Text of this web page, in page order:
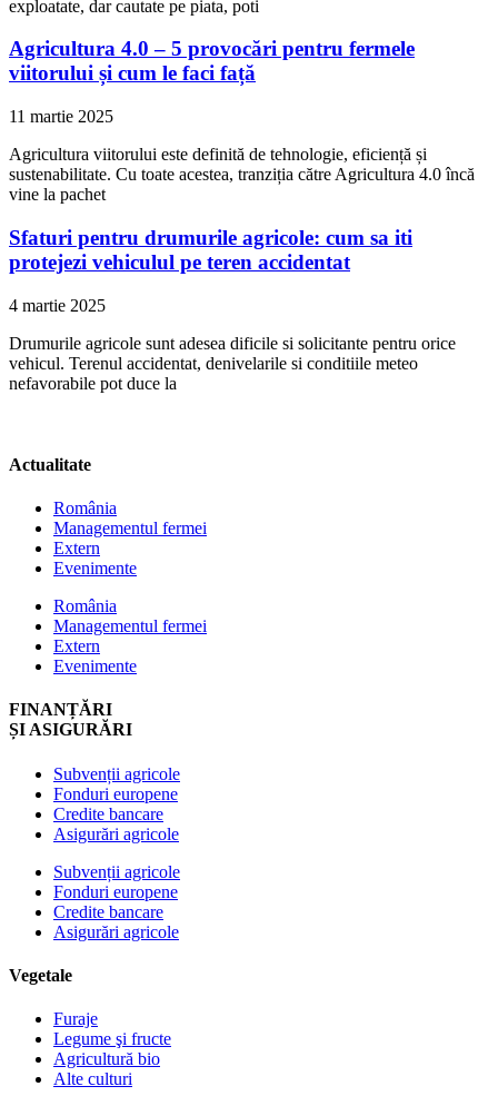
exploatate, dar cautate pe piata, poti
Agricultura 4.0 – 5 provocări pentru fermele
viitorului și cum le faci față
11 martie 2025
Agricultura viitorului este definită de tehnologie, eficiență și
sustenabilitate. Cu toate acestea, tranziția către Agricultura 4.0 încă
vine la pachet
Sfaturi pentru drumurile agricole: cum sa iti
protejezi vehiculul pe teren accidentat
4 martie 2025
Drumurile agricole sunt adesea dificile si solicitante pentru orice
vehicul. Terenul accidentat, denivelarile si conditiile meteo
nefavorabile pot duce la
Actualitate
România
Managementul fermei
Extern
Evenimente
România
Managementul fermei
Extern
Evenimente
FINANȚĂRI
ȘI ASIGURĂRI
Subvenții agricole
Fonduri europene
Credite bancare
Asigurări agricole
Subvenții agricole
Fonduri europene
Credite bancare
Asigurări agricole
Vegetale
Furaje
Legume şi fructe
Agricultură bio
Alte culturi